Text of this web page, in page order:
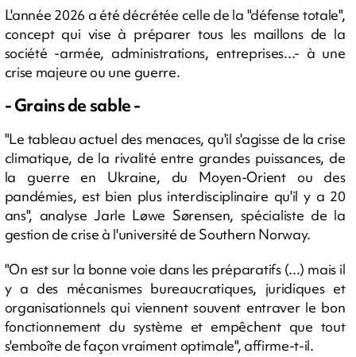
L'année 2026 a été décrétée celle de la "défense totale",
concept qui vise à préparer tous les maillons de la
société -armée, administrations, entreprises...- à une
crise majeure ou une guerre.
- Grains de sable -
"Le tableau actuel des menaces, qu'il s'agisse de la crise
climatique, de la rivalité entre grandes puissances, de
la guerre en Ukraine, du Moyen-Orient ou des
pandémies, est bien plus interdisciplinaire qu'il y a 20
ans", analyse Jarle Løwe Sørensen, spécialiste de la
gestion de crise à l'université de Southern Norway.
"On est sur la bonne voie dans les préparatifs (...) mais il
y a des mécanismes bureaucratiques, juridiques et
organisationnels qui viennent souvent entraver le bon
fonctionnement du système et empêchent que tout
s'emboîte de façon vraiment optimale", affirme-t-il.